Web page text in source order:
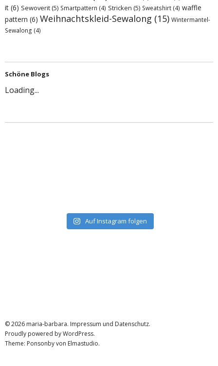
it (6) Sewoverit (5) Smartpattern (4) Stricken (5) Sweatshirt (4) waffle
pattern (6) Weihnachtskleid-Sewalong (15) Wintermantel-
Sewalong (4)
Schöne Blogs
Loading...
Auf Instagram folgen
© 2026 maria-barbara. Impressum und Datenschutz
Proudly powered byWordPress.
Theme: Ponsonby von Elmastudio.